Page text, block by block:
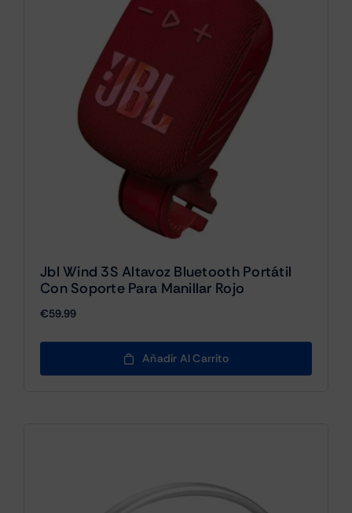
Jbl Wind 3S Altavoz Bluetooth Portátil
Con Soporte Para Manillar Rojo
€59.99
Añadir Al Carrito